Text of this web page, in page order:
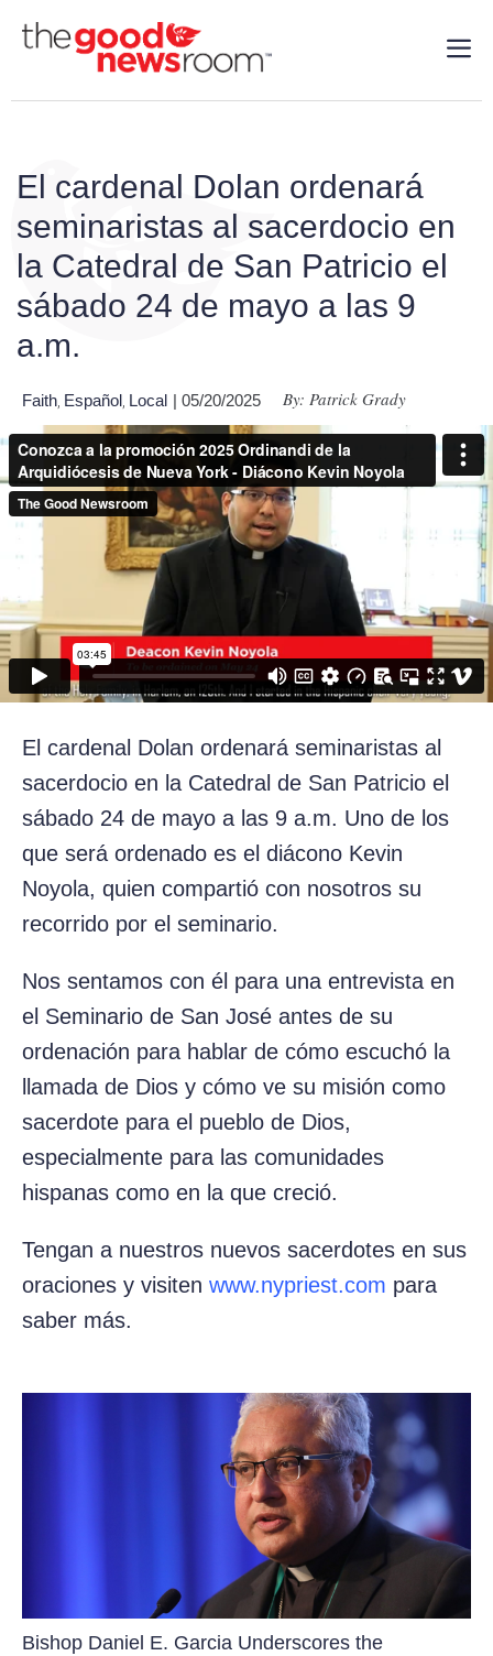
El cardenal Dolan ordenará
seminaristas al sacerdocio en
la Catedral de San Patricio el
sábado 24 de mayo a las 9
a.m.
Faith Español Local | 05/20/2025 By: Patrick Grady
El cardenal Dolan ordenará seminaristas al
sacerdocio en la Catedral de San Patricio el
sábado 24 de mayo a las 9 a.m. Uno de los
que será ordenado es el diácono Kevin
Noyola, quien compartió con nosotros su
recorrido por el seminario.
Nos sentamos con él para una entrevista en
el Seminario de San José antes de su
ordenación para hablar de cómo escuchó la
llamada de Dios y cómo ve su misión como
sacerdote para el pueblo de Dios,
especialmente para las comunidades
hispanas como en la que creció.
Tengan a nuestros nuevos sacerdotes en sus
oraciones y visiten www.nypriest.com para
saber más.
Bishop Daniel E. Garcia Underscores the